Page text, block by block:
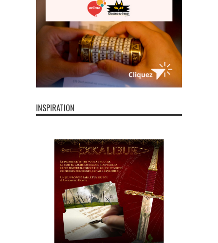
INSPIRATION